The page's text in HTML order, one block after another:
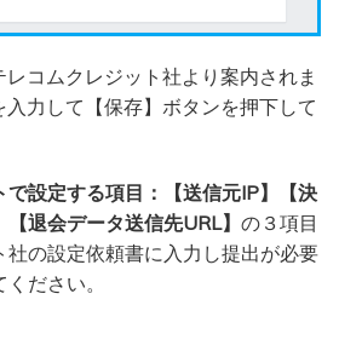
レコムクレジット社より案内されま
入力して【保存】ボタンを押下して
で設定する項目：
【送信元IP】【決
退会データ送信先URL】 の３項目
社の設定依頼書に入力し提出が必要
ださい。